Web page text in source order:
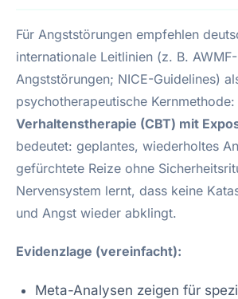
Für Angststörungen empfehlen
internationale Leitlinien (z. B.
Angststörungen; NICE-Guidelines)
psychotherapeutische Kernmethode:
Verhaltenstherapie (CBT) mit
bedeutet: geplantes, wiederholtes
gefürchtete Reize ohne
Nervensystem lernt, dass keine
und Angst wieder abklingt.
Evidenzlage (vereinfacht):
Meta-Analysen zeigen für